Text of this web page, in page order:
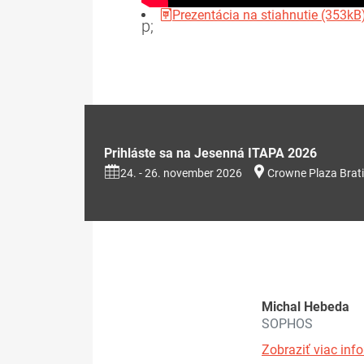
p;
Prezentácia na stiahnutie
Prihláste sa na Jesenná ITAPA 2026
24. - 26. november 2026 Crowne Plaza
Michal Hebeda
SOPHOS
Zobraziť viac